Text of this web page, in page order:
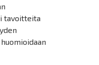
tavoitteita